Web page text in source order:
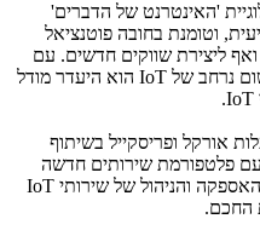
'האינטרנט של הדברים'
וטומנת בחובה פוטנציאל
ליצירת שווקים חדשים. עם
נרחב של IoT הוא היעדר מודל
IoT
.
אורקל ופריסקייל בשיתוף
עם פלטפורמת שירותים חדשה
והניהול של שירותי IoT
החכם.